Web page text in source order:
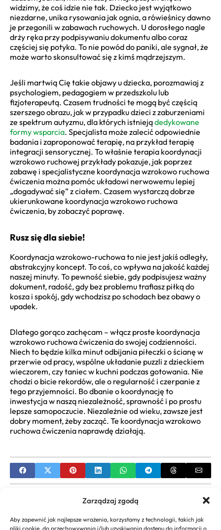
Zarządzaj zgodą
Aby zapewnić jak najlepsze wrażenia, korzystamy z technologii, takich jak
pliki cookie, do przechowywania i/lub uzyskiwania dostępu do informacji o
widzimy, że coś idzie nie tak. Dziecko jest wyjątkowo
niezdarne, unika rysowania jak ognia, a rówieśnicy dawno
je przegonili w zabawach ruchowych. U dorosłego nagle
drży ręka przy podpisywaniu dokumentu albo coraz
częściej się potyka. To nie powód do paniki, ale sygnał, że
może warto skonsultować się z kimś mądrzejszym.
Jeśli martwią Cię takie objawy u dziecka, porozmawiaj z
psychologiem, pedagogiem w przedszkolu lub
fizjoterapeutą. Czasem trudności te mogą być częścią
szerszego obrazu, jak w przypadku dzieci z zaburzeniami
ze spektrum autyzmu, dla których istniejądedykowane
formy wsparcia. Specjalista może zalecić odpowiednie
badania i zaproponować terapię, na przykład terapię
integracji sensorycznej. To właśnie terapia koordynacji
wzrokowo ruchowej przykłady pokazuje, jak poprzez
zabawę i specjalistyczne koordynacja wzrokowo ruchowa
ćwiczenia można pomóc układowi nerwowemu lepiej
„dogadywać się” z ciałem. Czasem wystarczą dobrze
ukierunkowane koordynacja wzrokowo ruchowa
ćwiczenia, by zobaczyć poprawę.
Rusz się dla siebie!
Koordynacja wzrokowo-ruchowa to nie jest jakiś odległy,
abstrakcyjny koncept. To coś, co wpływa na jakość każdej
naszej minuty. To pewność siebie, gdy podpisujesz ważny
dokument, radość, gdy bez problemu trafiasz piłką do
kosza i spokój, gdy wchodzisz po schodach bez obawy o
upadek.
Dlatego gorąco zachęcam – włącz proste koordynacja
wzrokowo ruchowa ćwiczenia do swojej codzienności.
Niech to będzie kilka minut odbijania piłeczki o ścianę w
przerwie od pracy, wspólne układanie puzzli z dzieckiem
wieczorem, czy taniec w kuchni podczas gotowania. Nie
chodzi o bicie rekordów, ale o regularność i czerpanie z
tego przyjemności. Bo dbanie o koordynację to
inwestycja w naszą niezależność, sprawność i po prostu
lepsze samopoczucie. Niezależnie od wieku, zawsze jest
dobry moment, żeby zacząć. Te koordynacja wzrokowo
ruchowa ćwiczenia naprawdę działają.
Przedziałek na Środku: Kompletny Przewodnik po
Modnej Fryzurze